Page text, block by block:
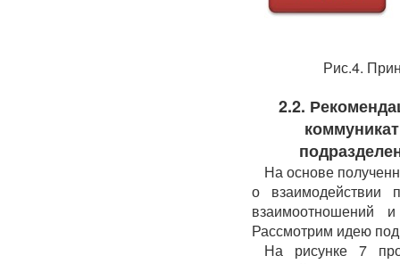
Рис.4.
2.2.
На основе
о взаимодействии
взаимоотношений
Рассмотрим идею
На рисунке 7